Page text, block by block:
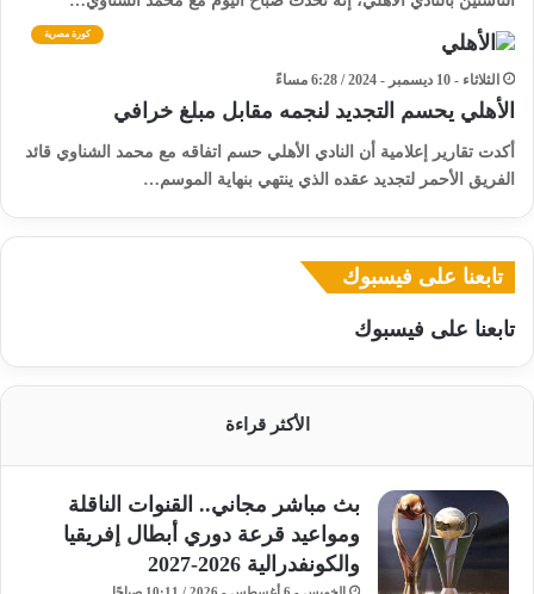
كورة مصرية
الثلاثاء - 10 ديسمبر - 2024 / 6:28 مساءً
الأهلي يحسم التجديد لنجمه مقابل مبلغ خرافي
أكدت تقارير إعلامية أن النادي الأهلي حسم اتفاقه مع محمد الشناوي قائد
الفريق الأحمر لتجديد عقده الذي ينتهي بنهاية الموسم…
تابعنا على فيسبوك
تابعنا على فيسبوك
الأكثر قراءة
بث مباشر مجاني.. القنوات الناقلة
ومواعيد قرعة دوري أبطال إفريقيا
والكونفدرالية 2026-2027